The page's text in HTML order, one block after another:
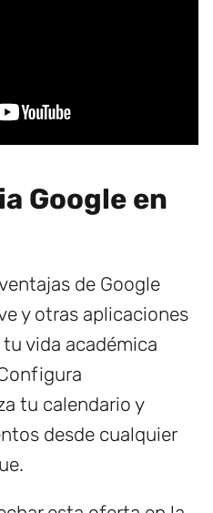
Google en
de Google
y otras aplicaciones
vida académica
tu calendario y
desde cualquier